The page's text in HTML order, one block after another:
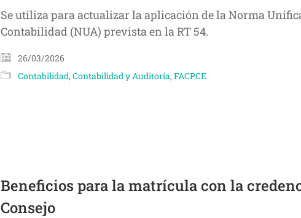
Se utiliza para actualizar la aplicación de la Norma
Contabilidad (NUA) prevista en la RT 54.
26/03/2026
Contabilidad, Contabilidad y Auditoría, FACPCE
Beneficios para la matrícula con la
Consejo